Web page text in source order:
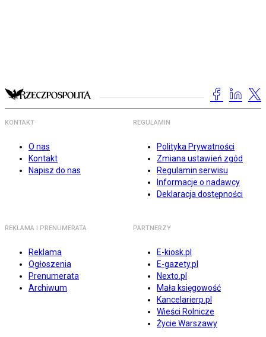
KONTAKT
O nas
Kontakt
Napisz do nas
REGULAMIN
Polityka Prywatności
Zmiana ustawień zgód
Regulamin serwisu
Informacje o nadawcy
Deklaracja dostępności
REKLAMA I PRENUMERATA
Reklama
Ogłoszenia
Prenumerata
Archiwum
PARTNERZY
E-kiosk.pl
E-gazety.pl
Nexto.pl
Mała księgowość
Kancelarierp.pl
Wieści Rolnicze
Życie Warszawy